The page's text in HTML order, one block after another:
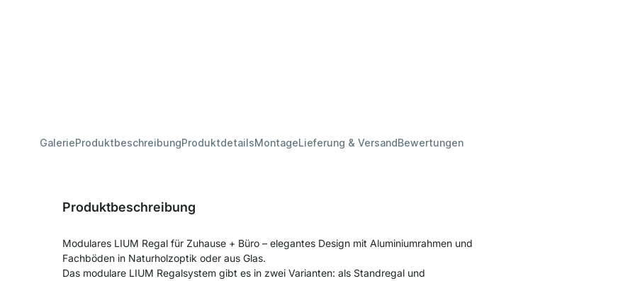
GalerieProduktbeschreibungProduktdetailsMontageLieferung & VersandBewertungen
Produktbeschreibung
Modulares LIUM Regal für Zuhause + Büro – elegantes Design mit Aluminiumrahmen und
Fachböden in Naturholzoptik oder aus Glas.
Das modulare LIUM Regalsystem gibt es in zwei Varianten: als Standregal und